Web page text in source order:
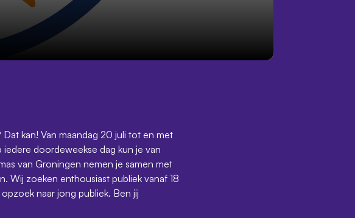
kan! Van maandag 20 juli tot en met
doordeweekse dag kun je van
van Groningen nemen je samen met
Wij zoeken enthousiast publiek vanaf 18
naar jong publiek. Ben jij